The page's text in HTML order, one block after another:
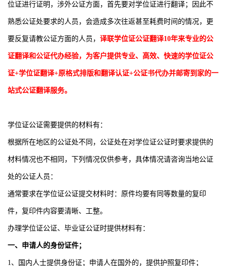
位证进行证明，涉外公证方面，首先要对学位证进行翻译；因此不
熟悉公证处要求的人员，会造成多次往返甚至耗费时间的情况，更
要反复请教公证方面的人员， 译联学位证公证翻译10年来专业的公
证翻译和公证代办经验，为客户提供专业、高效、快速的学位证公
证+学位证翻译+原格式排版和翻译认证+公证书代办并邮寄到家的一
站式公证翻译服务。
学位证公证需要提供的材料有：
根据所在地区的公证处不同，公证处在对学位证公证时要求提供的
材料情况也不相同，下列情况仅供参考，具体情况请咨询当地公证
处的公证人员：
通常要求在学位证公证提交材料时：原件均要有同等数量的复印
件，复印件内容要清晰、工整。
办理学位证公证、毕业证公证时提供材料有：
一、申请人的身份证件；
1、国内人士提供身份证；申请人在国外的，提供护照复印件；